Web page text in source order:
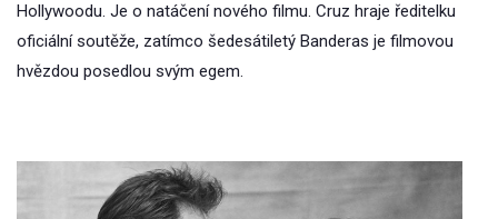
Hollywoodu. Je o natáčení nového filmu. Cruz hraje ředitelku
oficiální soutěže, zatímco šedesátiletý Banderas je filmovou
hvězdou posedlou svým egem.